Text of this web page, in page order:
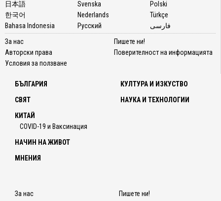
日本語
한국어
Bahasa Indonesia
Svenska
Nederlands
Русский
Polski
Türkçe
فارسی
За нас
Авторски права
Условия за ползване
Пишете ни!
Поверителност на информацията
БЪЛГАРИЯ
СВЯТ
КИТАЙ
COVID-19 и Ваксинация
КУЛТУРА И ИЗКУСТВО
НАУКА И ТЕХНОЛОГИИ
НАЧИН НА ЖИВОТ
МНЕНИЯ
За нас
Пишете ни!